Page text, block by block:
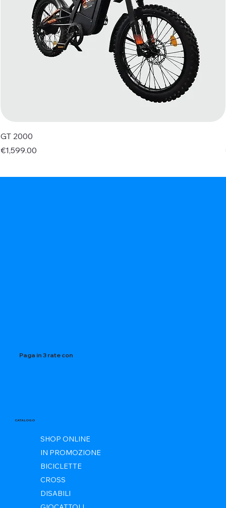
GT 2000
Price
€1,599.00
Paga in 3 rate con
CATALOGO
SHOP ONLINE
IN PROMOZIONE
BICICLETTE
CROSS
DISABILI